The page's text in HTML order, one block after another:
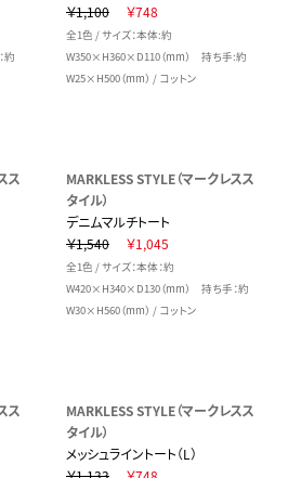
約
￥1,100
￥748
全1色 / サイズ：本体:約
W350×H360×D110（mm） 持ち手:約
W25×H500（mm） / コットン
ス
MARKLESS STYLE（マークレスス
タイル）
デニムマルチトート
￥1,540
￥1,045
全1色 / サイズ：本体：約
W420×H340×D130（mm） 持ち手：約
W30×H560（mm） / コットン
ス
MARKLESS STYLE（マークレスス
タイル）
メッシュライントート（L）